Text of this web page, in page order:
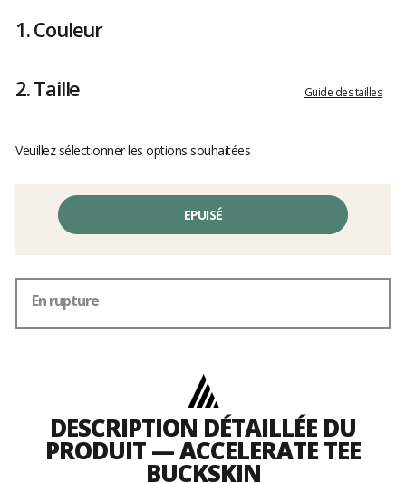
1.Couleur
2.Taille Guide des tailles
Veuillez sélectionner les options souhaitées
EPUISÉ
En rupture
DESCRIPTION DÉTAILLÉE DU
PRODUIT — ACCELERATE TEE
BUCKSKIN